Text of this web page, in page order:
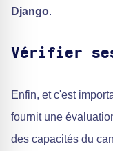
Django.
Vérifier
Enfin, et c'est
fournit une
des capacités du